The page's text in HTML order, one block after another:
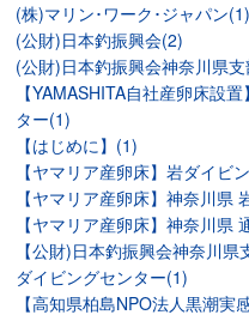
(株)マリン･ワーク･ジャパン(1)
(公財)日本釣振興会(2)
(公財)日本釣振興会神奈川県
【YAMASHITA自社産卵床設
ター(1)
【はじめに】(1)
【ヤマリア産卵床】岩ダイビ
【ヤマリア産卵床】神奈川県
【ヤマリア産卵床】神奈川県
【公財)日本釣振興会神奈川
ダイビングセンター(1)
【高知県柏島NPO法人黒潮実